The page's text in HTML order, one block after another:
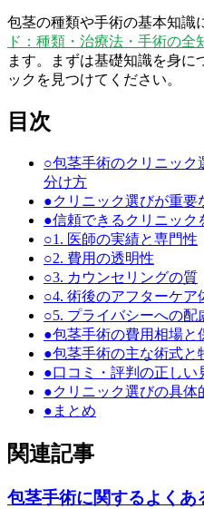
包茎の種類や手術の基本知識
ド：種類・治療法・手術の全
ます。まずは基礎知識を身に
ックを見つけてください。
目次
○包茎手術のクリニック
分け方
●クリニック選びが重要
●信頼できるクリニック
○1. 医師の実績と専門性
○2. 費用の透明性
○3. カウンセリングの質
○4. 術後のアフターケア
○5. プライバシーへの配
●包茎手術の費用相場と
●包茎手術の主な術式と
●口コミ・評判の正しい
●クリニック選びの具体
● まとめ
関連記事
包茎手術に関するよくあ